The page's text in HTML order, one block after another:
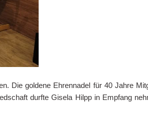
Die goldene Ehrennadel für 40 Jahre
durfte Gisela Hilpp in Empfang